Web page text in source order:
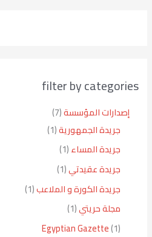
filter by categories
إصدارات المؤسسة 7
جريدة الجمهورية 1
جريدة المساء 1
جريدة عقيدتي 1
جريدة الكورة و الملاعب 1
مجلة حريتي 1
Egyptian Gazette 1